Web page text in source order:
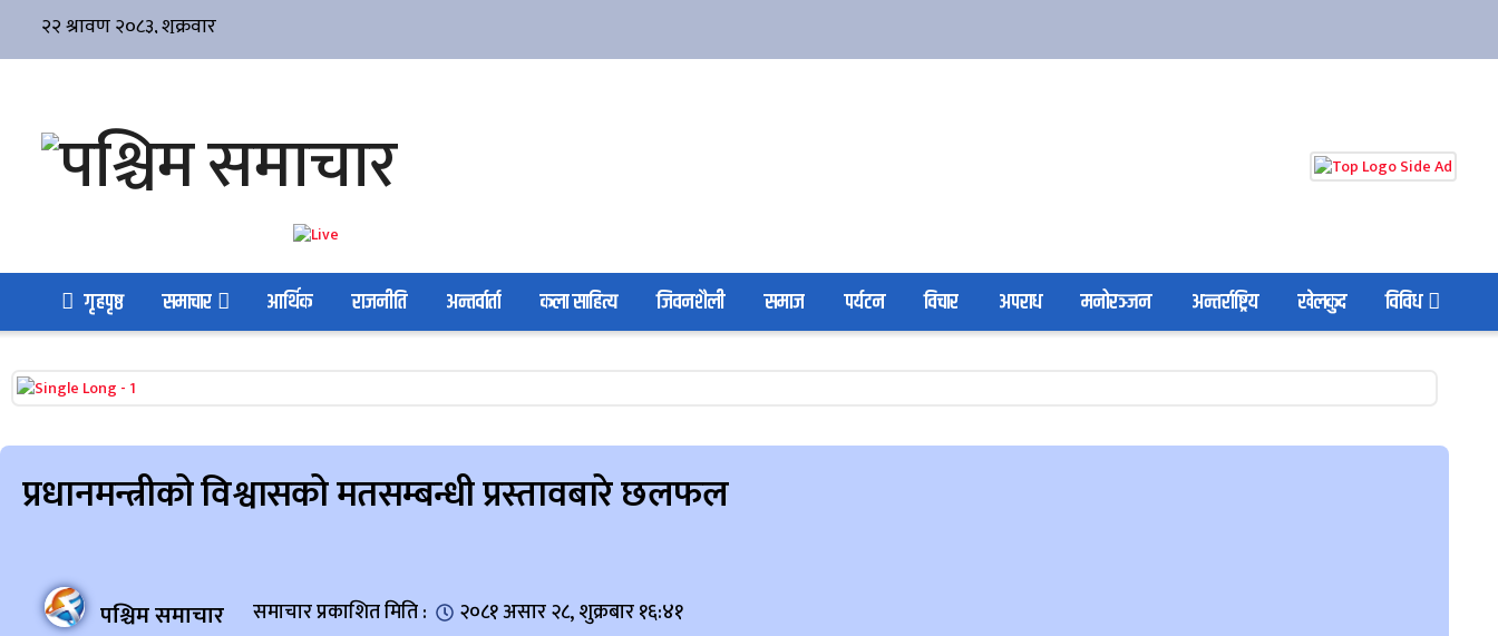
गृहपृष्ठ समाचार आर्थिक राजनीति अन्तर्वार्ता कला साहित्य जिवनशैली समाज पर्यटन विचार अपराध मनोरञ्जन अन्तर्राष्ट्रिय खेलकुद विविध
प्रधानमन्त्रीको विश्वासको मतसम्बन्धी प्रस्तावबारे छलफल
पश्चिम समाचार समाचार प्रकाशित मिति : २०८१ असार २८, शुक्रबार १६:४१